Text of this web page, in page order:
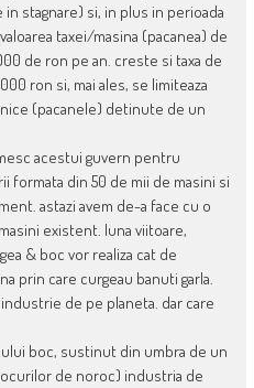
stagnare) si, in plus in perioada
taxei/masina (pacanea) de
de ron pe an. creste si taxa de
ron si, mai ales, se limiteaza
(pacanele) detinute de un
acestui guvern pentru
din 50 de mii de masini si
astazi avem de-a face cu o
existent. luna viitoare,
& boc vor realiza cat de
prin care curgeau banuti garla.
de pe planeta. dar care
boc, sustinut din umbra de un
de noroc) industria de